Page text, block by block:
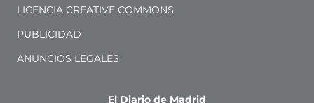
LICENCIA CREATIVE COMMONS
PUBLICIDAD
ANUNCIOS LEGALES
El Diario de Madrid